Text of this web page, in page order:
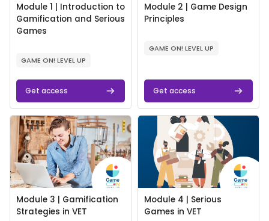
Image de cours
Nom du cours
Module 1 | Introduction to
Gamification and Serious
Games
GAME ON! LEVEL UP
Get access
Image de cours
Nom du cours
Module 2 | Game Design
Principles
GAME ON! LEVEL UP
Get access
Image de cours" Module 3 | Gamification Strategies in VET
Image de cours
Nom du cours
Module 3 | Gamification
Strategies in VET
Image de cours" Module 4 |
Image de cours
Nom du cours
Module 4 | Serious
Games in VET